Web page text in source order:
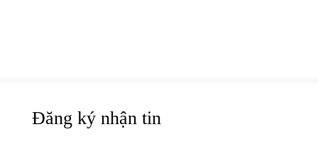
Đăng ký nhận tin